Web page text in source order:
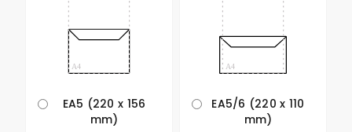
EA5 (220 x 156
mm)
EA5/6 (220 x 110
mm)